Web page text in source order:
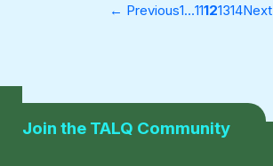
← PreviousPage
1…Page
11Page
12Page
13Page
14Next
Join the TALQ Community